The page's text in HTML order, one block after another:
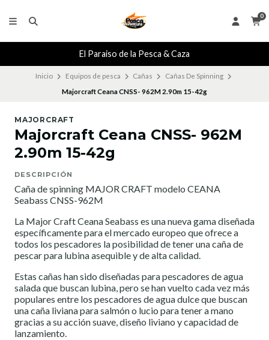
0
El Paraiso de la Pesca & Caza
Inicio Equipos de pesca Cañas
Cañas De Spinning
Majorcraft Ceana CNSS- 962M 2.90m 15-42g
MAJORCRAFT
Majorcraft Ceana CNSS- 962M
2.90m 15-42g
DESCRIPCIÓN
Caña de spinning MAJOR CRAFT modelo CEANA
Seabass CNSS-962M
La Major Craft Ceana Seabass es una nueva gama diseñada
específicamente para el mercado europeo que ofrece a
todos los pescadores la posibilidad de tener una caña de
pescar para lubina asequible y de alta calidad.
Estas cañas han sido diseñadas para pescadores de agua
salada que buscan lubina, pero se han vuelto cada vez más
populares entre los pescadores de agua dulce que buscan
una caña liviana para salmón o lucio para tener a mano
gracias a su acción suave, diseño liviano y capacidad de
lanzamiento.